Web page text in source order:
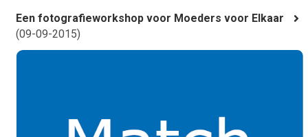
Een fotografieworkshop voor Moeders voor Elkaar
(09-09-2015)